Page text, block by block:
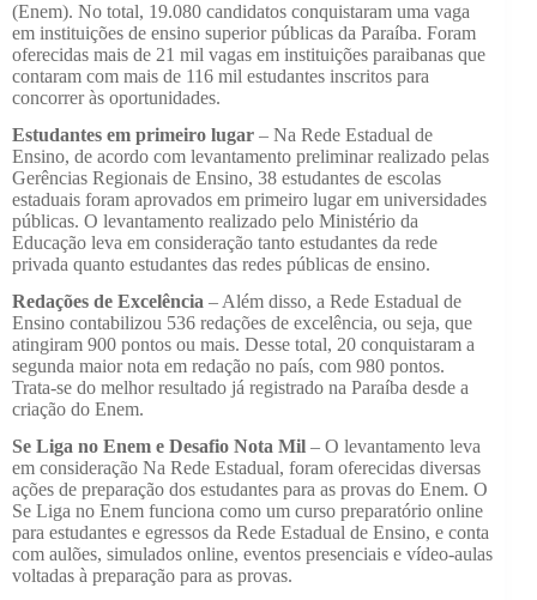
(Enem). No total, 19.080 candidatos conquistaram uma vaga
em instituições de ensino superior públicas da Paraíba. Foram
oferecidas mais de 21 mil vagas em instituições paraibanas que
contaram com mais de 116 mil estudantes inscritos para
concorrer às oportunidades.
Estudantes em primeiro lugar – Na Rede Estadual de
Ensino, de acordo com levantamento preliminar realizado pelas
Gerências Regionais de Ensino, 38 estudantes de escolas
estaduais foram aprovados em primeiro lugar em universidades
públicas. O levantamento realizado pelo Ministério da
Educação leva em consideração tanto estudantes da rede
privada quanto estudantes das redes públicas de ensino.
Redações de Excelência – Além disso, a Rede Estadual de
Ensino contabilizou 536 redações de excelência, ou seja, que
atingiram 900 pontos ou mais. Desse total, 20 conquistaram a
segunda maior nota em redação no país, com 980 pontos.
Trata-se do melhor resultado já registrado na Paraíba desde a
criação do Enem.
Se Liga no Enem e Desafio Nota Mil – O levantamento leva
em consideração Na Rede Estadual, foram oferecidas diversas
ações de preparação dos estudantes para as provas do Enem. O
Se Liga no Enem funciona como um curso preparatório online
para estudantes e egressos da Rede Estadual de Ensino, e conta
com aulões, simulados online, eventos presenciais e vídeo-aulas
voltadas à preparação para as provas.